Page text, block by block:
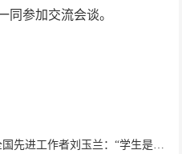
同参加交流会谈。